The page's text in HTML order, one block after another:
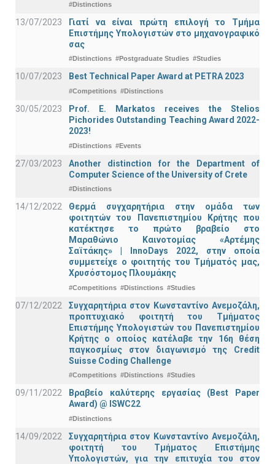
#Distinctions
13/07/2023
Γιατί να είναι πρώτη επιλογή το Τμήμα
Επιστήμης Υπολογιστών στο μηχανογραφικό
σας
#Distinctions #Postgraduate Studies #Studies
10/07/2023 Best Technical Paper Award at PETRA 2023
#Competitions #Distinctions
30/05/2023
Prof. E. Markatos receives the Stelios
Pichorides Outstanding Teaching Award 2022-
2023!
#Distinctions #Events
27/03/2023
Another distinction for the Department of
Computer Science of the University of Crete
#Distinctions
14/12/2022
Θερμά συγχαρητήρια στην ομάδα των
φοιτητών του Πανεπιστημίου Κρήτης που
κατέκτησε το πρώτο βραβείο στο
Μαραθώνιο Καινοτομίας «Αρτέμης
Σαϊτάκης» | InnoDays 2022, στην οποία
συμμετείχε ο φοιτητής του Τμήματός μας,
Χρυσόστομος Πλουμάκης
#Competitions #Distinctions #Studies
07/12/2022
Συγχαρητήρια στον Κωνσταντίνο Ανεμοζάλη,
προπτυχιακό φοιτητή του Τμήματος
Επιστήμης Υπολογιστών του Πανεπιστημίου
Κρήτης ο οποίος κατέλαβε την 16η θέση
παγκοσμίως στον διαγωνισμό της Credit
Suisse Coding Challenge
#Competitions #Distinctions #Studies
09/11/2022
Βραβείο καλύτερης εργασίας (Best Paper
Award) @ ISWC22
#Distinctions
14/09/2022
Συγχαρητήρια στον Κωνσταντίνο Ανεμοζάλη,
φοιτητή του Τμήματος Επιστήμης
Υπολογιστών, για την επιτυχία του στον